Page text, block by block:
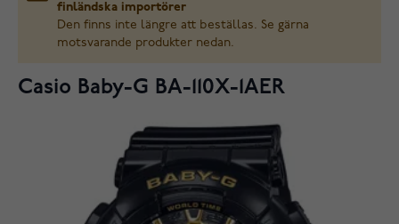
finländska importörer
Den finns inte längre att beställas. Se gärna
motsvarande produkter nedan.
Casio Baby-G BA-110X-1AER